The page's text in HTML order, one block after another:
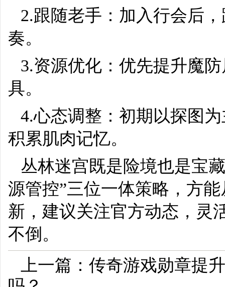
2.跟随老手：加入行会后
奏。
3.资源优化：优先提升魔
具。
4.心态调整：初期以探图
积累肌肉记忆。
丛林迷宫既是险境也是宝
源管控”三位一体策略，方
新，建议关注官方动态，灵
不倒。
上一篇： 传奇游戏勋章提